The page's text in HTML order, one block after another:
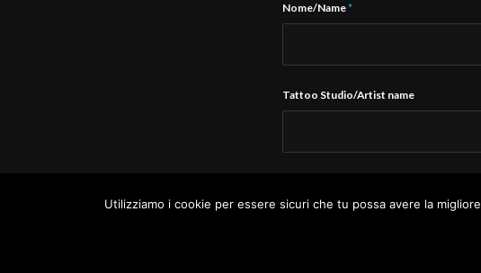
Nome/Name*
Tattoo Studio/Artist name
Utilizziamo i cookie per essere sicuri che tu possa avere la